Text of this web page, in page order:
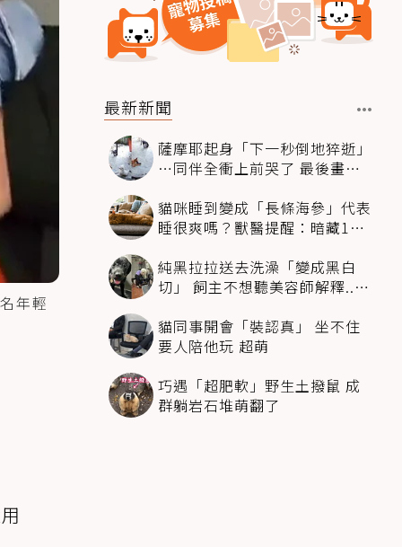
年輕
最新新聞
薩摩耶起身「下一秒倒地猝逝」
…同伴全衝上前哭了 最後畫面
貓咪睡到變成「長條海參」代表
睡很爽嗎？獸醫提醒：暗藏1種
純黑拉拉送去洗澡「變成黑白
切」 飼主不想聽美容師解釋..衝
貓同事開會「裝認真」 坐不住
要人陪他玩 超萌
巧遇「超肥軟」野生土撥鼠 成
群躺岩石堆萌翻了